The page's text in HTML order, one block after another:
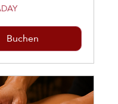
Buchen